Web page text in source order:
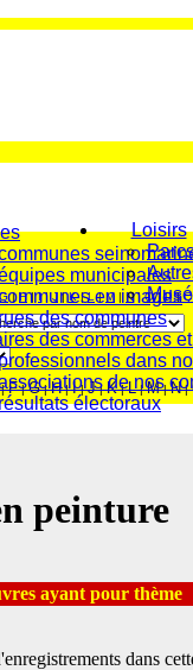
municipales
en images
des communes
des commerces
dans
de nos
électoraux
Loisirs
G | H | I | J | K | L | M | N | O | P | Q
| F | G | H | I | J | K | L | M | N |
peinture
ayant pour thème
dans